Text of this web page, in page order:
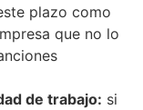
plazo como
que no lo
de trabajo: si